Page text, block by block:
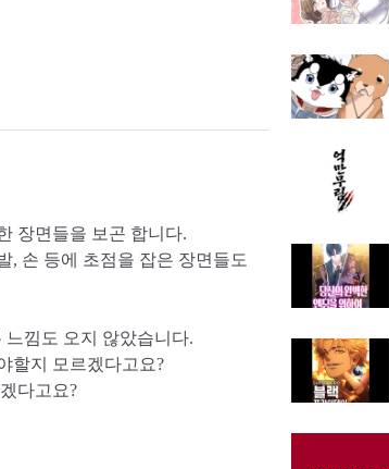
장면들을 보곤 합니다.
, 손 등에 초점을 잡은 장면들도
느낌도 오지 않았습니다.
할지 모르겠다고요?
다고요?